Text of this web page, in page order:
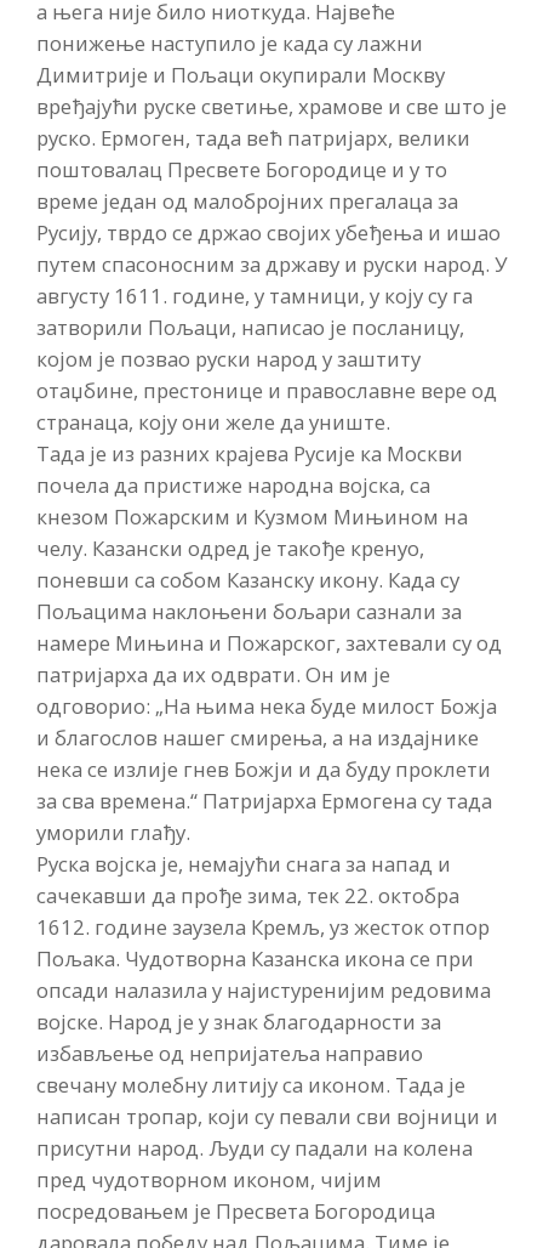
а њега није било ниоткуда. Највеће
понижење наступило је када су лажни
Димитрије и Пољаци окупирали Москву
вређајући руске светиње, храмове и све што је
руско. Ермоген, тада већ патријарх, велики
поштовалац Пресвете Богородице и у то
време један од малобројних прегалаца за
Русију, тврдо се држао својих убеђења и ишао
путем спасоносним за државу и руски народ. У
августу 1611. године, у тамници, у коју су га
затворили Пољаци, написао је посланицу,
којом је позвао руски народ у заштиту
отаџбине, престонице и православне вере од
странаца, коју они желе да униште.
Тада је из разних крајева Русије ка Москви
почела да пристиже народна војска, са
кнезом Пожарским и Кузмом Мињином на
челу. Казански одред је такође кренуо,
поневши са собом Казанску икону. Када су
Пољацима наклоњени бољари сазнали за
намере Мињина и Пожарског, захтевали су од
патријарха да их одврати. Он им је
одговорио: „На њима нека буде милост Божја
и благослов нашег смирења, а на издајнике
нека се излије гнев Божји и да буду проклети
за сва времена.“ Патријарха Ермогена су тада
уморили глађу.
Руска војска је, немајући снага за напад и
сачекавши да прође зима, тек 22. октобра
1612. године заузела Кремљ, уз жесток отпор
Пољака. Чудотворна Казанска икона се при
опсади налазила у најистуренијим редовима
војске. Народ је у знак благодарности за
избављење од непријатеља направио
свечану молебну литију са иконом. Тада је
написан тропар, који су певали сви војници и
присутни народ. Људи су падали на колена
пред чудотворном иконом, чијим
посредовањем је Пресвета Богородица
даровала победу над Пољацима. Тиме је